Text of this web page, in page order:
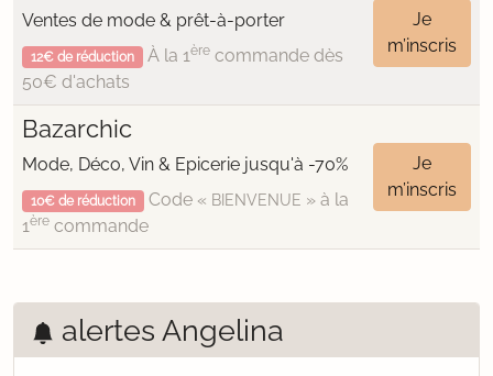
Ventes de mode & prêt-à-porter
12€ de réduction À la 1èrecommande dès
50€ d'achats
Je
m’inscris
Bazarchic
Mode, Déco, Vin & Epicerie jusqu'à -70%
10€ de réduction Code « BIENVENUE » à la
1ère commande
Je
m’inscris
alertes Angelina